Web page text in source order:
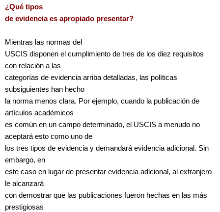
¿Qué tipos
de evidencia es apropiado presentar?
Mientras las normas del
USCIS disponen el cumplimiento de tres de los diez requisitos
con relación a las
categorías de evidencia arriba detalladas, las políticas
subsiguientes han hecho
la norma menos clara. Por ejemplo, cuando la publicación de
artículos académicos
es común en un campo determinado, el USCIS a menudo no
aceptará esto como uno de
los tres tipos de evidencia y demandará evidencia adicional. Sin
embargo, en
este caso en lugar de presentar evidencia adicional, al extranjero
le alcanzará
con demostrar que las publicaciones fueron hechas en las más
prestigiosas